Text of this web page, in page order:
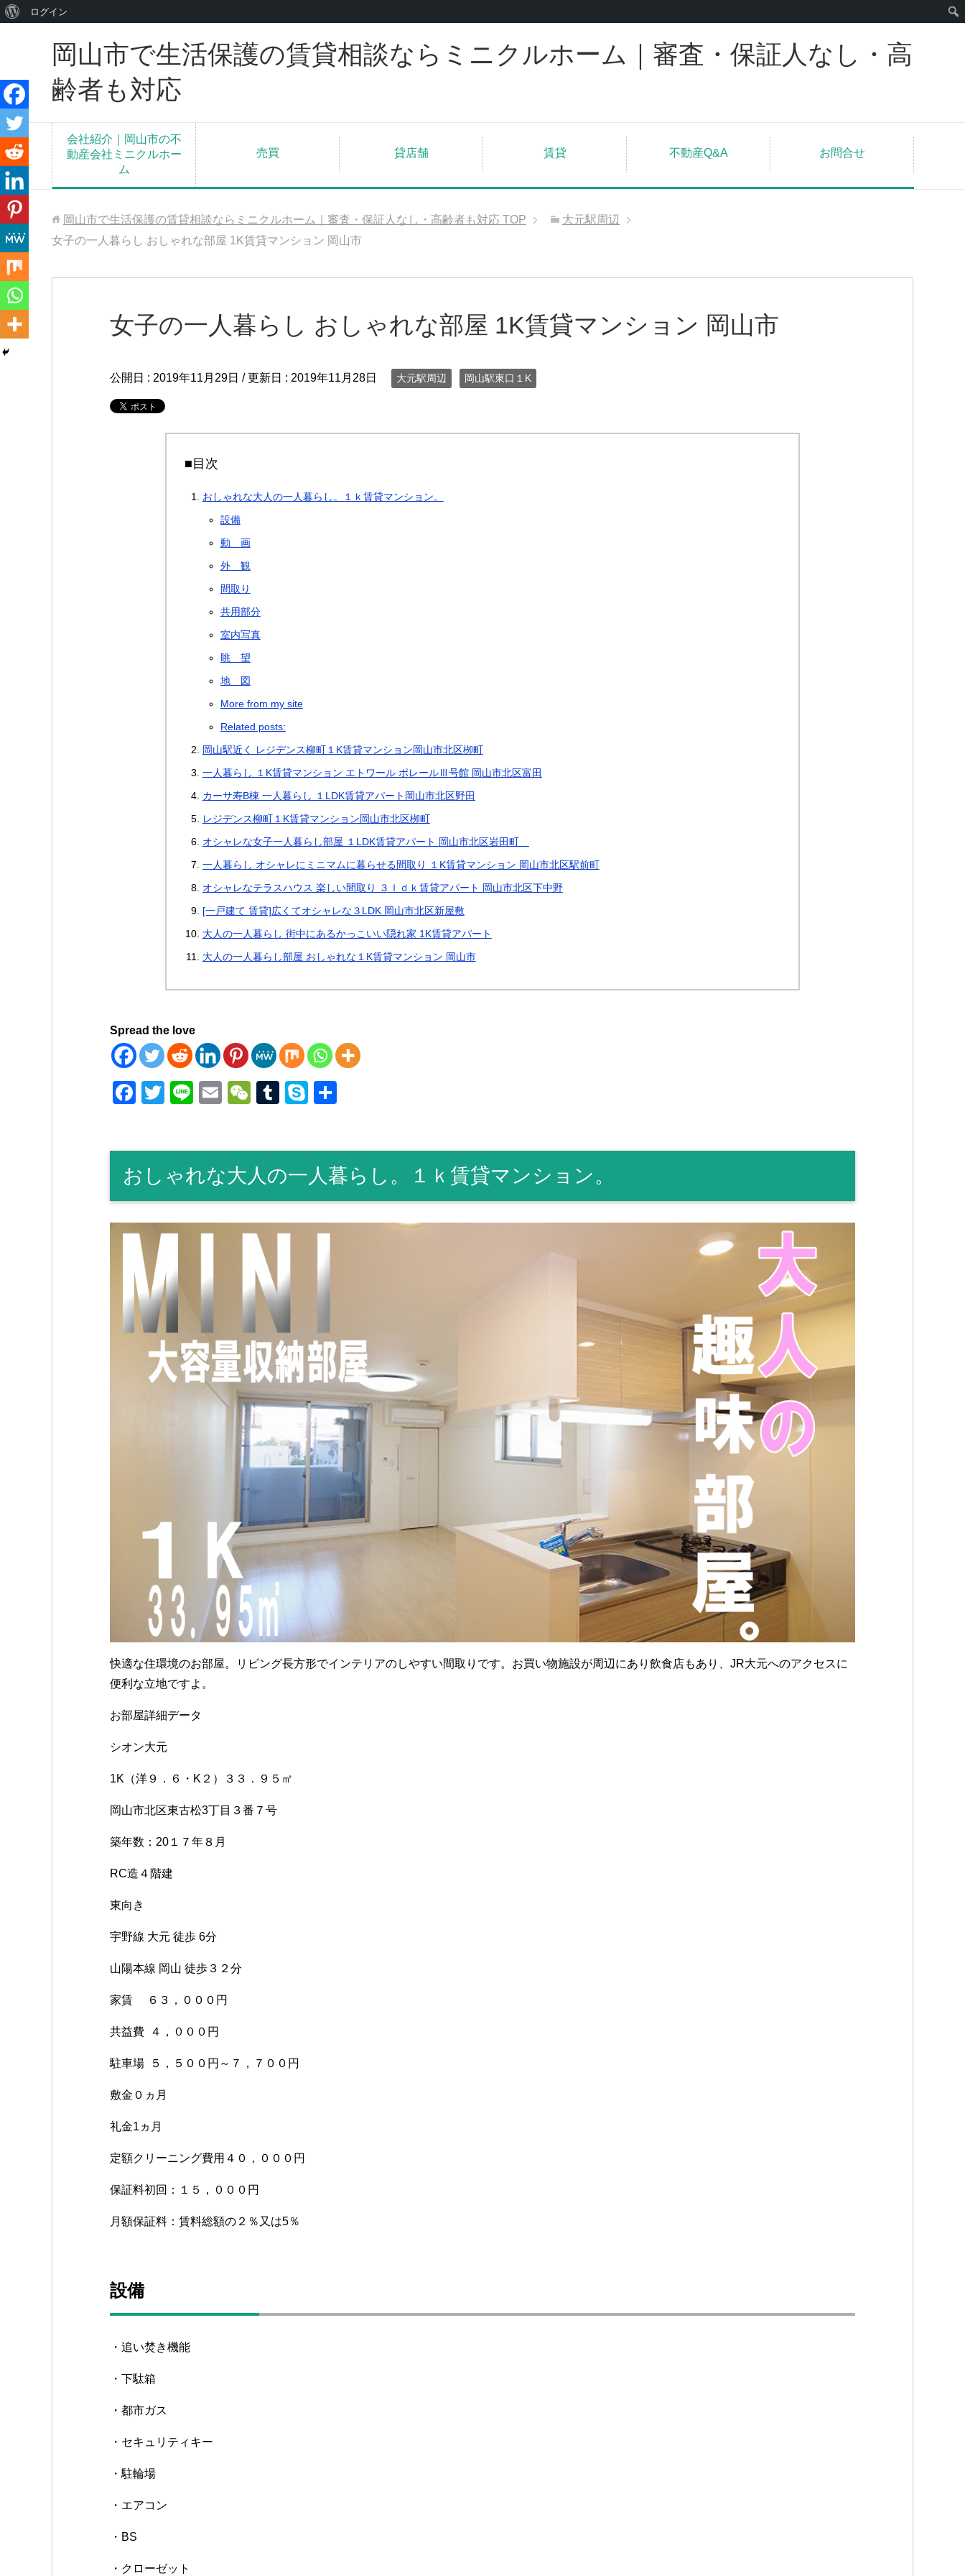
岡山市で生活保護の賃貸相談ならミニクルホーム｜審査・保証人なし・高
齢者も対応
会社紹介｜岡山市の不
動産会社ミニクルホー
ム
売買 貸店舗 賃貸 不動産Q&A お問合せ
岡山市で生活保護の賃貸相談ならミニクルホーム｜審査・保証人なし・高齢者も対応 TOP
大元駅周辺
女子の一人暮らし おしゃれな部屋 1K賃貸マンション 岡山市
女子の一人暮らし おしゃれな部屋 1K賃貸マンション 岡山市
公開日 : 2019年11月29日 / 更新日 : 2019年11月28日 大元駅周辺 岡山駅東口１K
■目次
おしゃれな大人の一人暮らし。１ｋ賃貸マンション。
設備
動 画
外 観
間取り
共用部分
室内写真
眺 望
地 図
More from my site
Related posts:
岡山駅近く レジデンス柳町１K賃貸マンション岡山市北区栁町
一人暮らし １K賃貸マンション エトワール ポレールⅢ号館 岡山市北区富田
カーサ寿B棟 一人暮らし １LDK賃貸アパート岡山市北区野田
レジデンス柳町１K賃貸マンション岡山市北区栁町
オシャレな女子一人暮らし部屋 １LDK賃貸アパート 岡山市北区岩田町
一人暮らし オシャレにミニマムに暮らせる間取り １K賃貸マンション 岡山市北区駅前町
オシャレなテラスハウス 楽しい間取り ３ｌｄｋ賃貸アパート 岡山市北区下中野
[一戸建て 賃貸]広くてオシャレな３LDK 岡山市北区新屋敷
大人の一人暮らし 街中にあるかっこいい隠れ家 1K賃貸アパート
大人の一人暮らし部屋 おしゃれな１K賃貸マンション 岡山市
Spread the love
F
e
b
o
o
k
T
Li
E
W
h
at
T
r
S
e
おしゃれな大人の一人暮らし。１ｋ賃貸マンション。
快適な住環境のお部屋。リビング長方形でインテリアのしやすい間取りです。お買い物施設が周辺にあり飲食店もあり、JR大元へのアクセスに
便利な立地ですよ。
お部屋詳細データ
シオン大元
1K（洋９．６・K２）３３．９５㎡
岡山市北区東古松3丁目３番７号
築年数：20１７年８月
RC造４階建
東向き
宇野線 大元 徒歩 6分
山陽本線 岡山 徒歩３２分
家賃 ６３，０００円
共益費 ４，０００円
駐車場 ５，５００円～７，７００円
敷金０ヵ月
礼金1ヵ月
定額クリーニング費用４０，０００円
保証料初回：１５，０００円
月額保証料：賃料総額の２％又は5％
設備
・追い焚き機能
・下駄箱
・都市ガス
・セキュリティキー
・駐輪場
・エアコン
・BS
・クローゼット
WordPress
い
て
ログイン